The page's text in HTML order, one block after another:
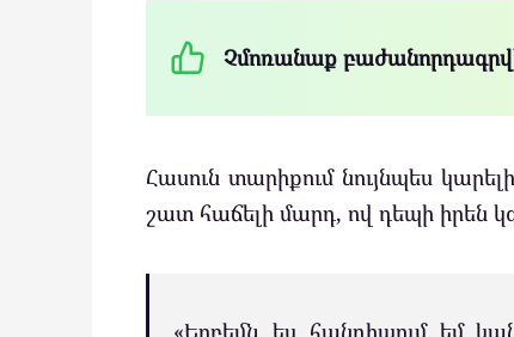
Չմոռանաք
Հասուն տարիքում նույնպես
շատ հաճելի մարդ, ով դեպի իրեն
«Երբեմն ես հանդիպում եմ